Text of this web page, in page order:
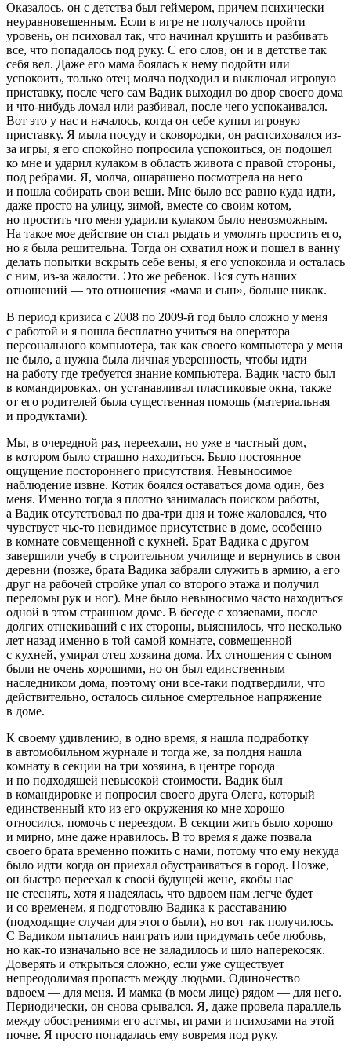
Оказалось, он с детства был геймером, причем психически
неуравновешенным. Если в игре не получалось пройти
уровень, он психовал так, что начинал крушить и разбивать
все, что попадалось под руку. С его слов, он и в детстве так
себя вел. Даже его мама боялась к нему подойти или
успокоить, только отец молча подходил и выключал игровую
приставку, после чего сам Вадик выходил во двор своего дома
и что-нибудь ломал или разбивал, после чего успокаивался.
Вот это у нас и началось, когда он себе купил игровую
приставку. Я мыла посуду и сковородки, он распсиховался из-
за игры, я его спокойно попросила успокоиться, он подошел
ко мне и ударил кулаком в область живота с правой стороны,
под ребрами. Я, молча, ошарашено посмотрела на него
и пошла собирать свои вещи. Мне было все равно куда идти,
даже просто на улицу, зимой, вместе со своим котом,
но простить что меня ударили кулаком было невозможным.
На такое мое действие он стал рыдать и умолять простить его,
но я была решительна. Тогда он схватил нож и пошел в ванну
делать попытки вскрыть себе вены, я его успокоила и осталась
с ним, из-за жалости. Это же ребенок. Вся суть наших
отношений — это отношения «мама и сын», больше никак.
В период кризиса с 2008 по 2009-й год было сложно у меня
с работой и я пошла бесплатно учиться на оператора
персонального компьютера, так как своего компьютера у меня
не было, а нужна была личная уверенность, чтобы идти
на работу где требуется знание компьютера. Вадик часто был
в командировках, он устанавливал пластиковые окна, также
от его родителей была существенная помощь (материальная
и продуктами).
Мы, в очередной раз, переехали, но уже в частный дом,
в котором было страшно находиться. Было постоянное
ощущение постороннего присутствия. Невыносимое
наблюдение извне. Котик боялся оставаться дома один, без
меня. Именно тогда я плотно занималась поиском работы,
а Вадик отсутствовал по два-три дня и тоже жаловался, что
чувствует чье-то невидимое присутствие в доме, особенно
в комнате совмещенной с кухней. Брат Вадика с другом
завершили учебу в строительном училище и вернулись в свои
деревни (позже, брата Вадика забрали служить в армию, а его
друг на рабочей стройке упал со второго этажа и получил
переломы рук и ног). Мне было невыносимо часто находиться
одной в этом страшном доме. В беседе с хозяевами, после
долгих отнекиваний с их стороны, выяснилось, что несколько
лет назад именно в той самой комнате, совмещенной
с кухней, умирал отец хозяина дома. Их отношения с сыном
были не очень хорошими, но он был единственным
наследником дома, поэтому они все-таки подтвердили, что
действительно, осталось сильное смертельное напряжение
в доме.
К своему удивлению, в одно время, я нашла подработку
в автомобильном журнале и тогда же, за полдня нашла
комнату в секции на три хозяина, в центре города
и по подходящей невысокой стоимости. Вадик был
в командировке и попросил своего друга Олега, который
единственный кто из его окружения ко мне хорошо
относился, помочь с переездом. В секции жить было хорошо
и мирно, мне даже нравилось. В то время я даже позвала
своего брата временно пожить с нами, потому что ему некуда
было идти когда он приехал обустраиваться в город. Позже,
он быстро переехал к своей будущей жене, якобы нас
не стеснять, хотя я надеялась, что вдвоем нам легче будет
и со временем, я подготовлю Вадика к расставанию
(подходящие случаи для этого были), но вот так получилось.
С Вадиком пытались наиграть или придумать себе любовь,
но как-то изначально все не заладилось и шло наперекосяк.
Доверять и открыться сложно, если уже существует
непреодолимая пропасть между людьми. Одиночество
вдвоем — для меня. И мамка (в моем лице) рядом — для него.
Периодически, он снова срывался. Я, даже провела параллель
между обострениями его астмы, играми и психозами на этой
почве. Я просто попадалась ему вовремя под руку.